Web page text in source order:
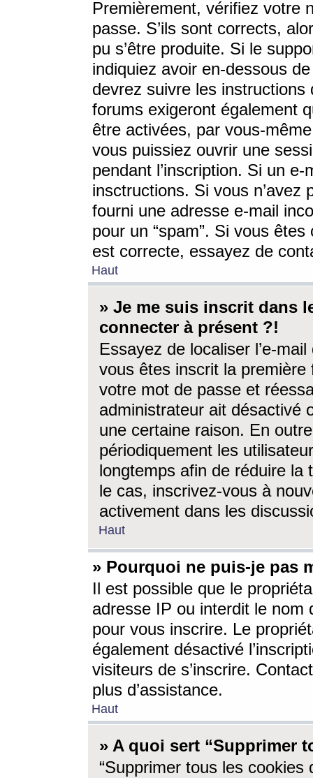
Premièrement, vérifiez votre
passe. S’ils sont corrects,
pu s’être produite. Si le
indiquiez avoir en-dessous
devrez suivre les
forums exigeront également
être activées, par vous-
vous puissiez ouvrir une
pendant l’inscription. Si un
insctructions. Si vous n’avez
fourni une adresse e-mail
pour un “spam”. Si vous
est correcte, essayez de
Haut
» Je me suis inscrit dans
connecter à présent ?!
Essayez de localiser l’e-
vous êtes inscrit la première
votre mot de passe et
administrateur ait désactivé
une certaine raison. En
périodiquement les
longtemps afin de réduire la
le cas, inscrivez-vous à
activement dans les
Haut
» Pourquoi ne puis-je pas
Il est possible que le
adresse IP ou interdit le nom
pour vous inscrire. Le
également désactivé
visiteurs de s’inscrire.
plus d’assistance.
Haut
» A quoi sert “Supprimer
“Supprimer tous les cookies